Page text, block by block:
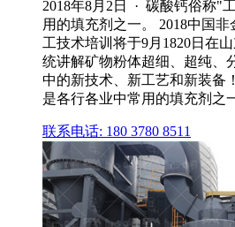
2018年8月2日 · 碳酸钙俗称"
用的填充剂之一。 2018中国
工技术培训将于9月1820日在
统讲解矿物粉体超细、超纯、
中的新技术、新工艺和新装备
是各行各业中常用的填充剂之
联系电话: 180 3780 8511